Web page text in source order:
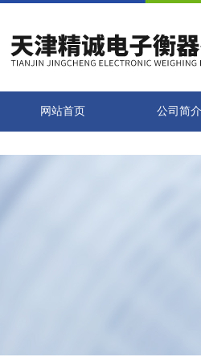
网站首页 公司简介